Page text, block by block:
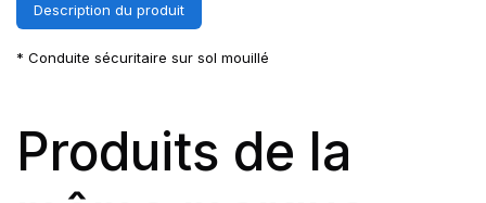
Description du produit
* Conduite sécuritaire sur sol mouillé
Produits de la